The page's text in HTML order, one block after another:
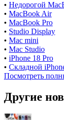
• Недорогой
• MacBook Air
• MacBook Pro
• Studio Display
• Mac mini
• Mac Studio
• iPhone 18 Pro
• Складной
Посмотреть
Другие